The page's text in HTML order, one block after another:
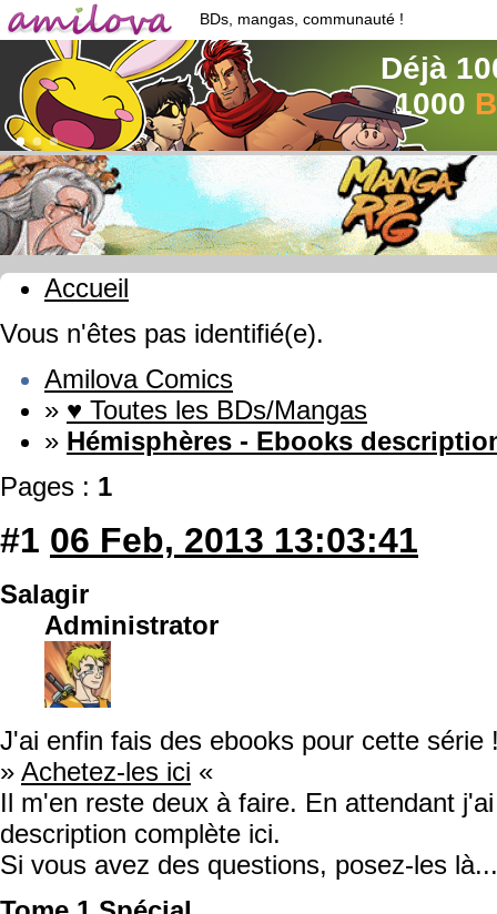
BDs, mangas, communauté !
Déjà
1000
Accueil
Vous n'êtes pas identifié(e).
Amilova Comics
» ♥ Toutes les BDs/Mangas
» Hémisphères - Ebooks
Pages : 1
#1 06 Feb, 2013 13:03:41
Salagir
Administrator
J'ai enfin fais des ebooks pour cette série
» Achetez-les ici «
Il m'en reste deux à faire. En attendant
description complète ici.
Si vous avez des questions, posez-les